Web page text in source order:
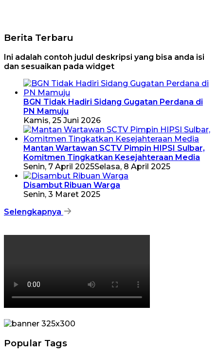
Berita Terbaru
Ini adalah contoh judul deskripsi yang bisa anda isi
dan sesuaikan pada widget
BGN Tidak Hadiri Sidang Gugatan Perdana di
PN Mamuju
Kamis, 25 Juni 2026
Mantan Wartawan SCTV Pimpin HIPSI Sulbar,
Komitmen Tingkatkan Kesejahteraan Media
Senin, 7 April 2025Selasa, 8 April 2025
Disambut Ribuan Warga
Senin, 3 Maret 2025
Selengkapnya
Popular Tags